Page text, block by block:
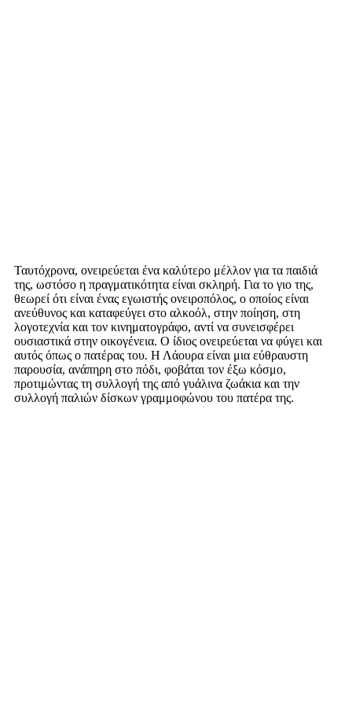
Ταυτόχρονα, ονειρεύεται ένα καλύτερο μέλλον για τα παιδιά
της, ωστόσο η πραγματικότητα είναι σκληρή. Για το γιο της,
θεωρεί ότι είναι ένας εγωιστής ονειροπόλος, ο οποίος είναι
ανεύθυνος και καταφεύγει στο αλκοόλ, στην ποίηση, στη
λογοτεχνία και τον κινηματογράφο, αντί να συνεισφέρει
ουσιαστικά στην οικογένεια. Ο ίδιος ονειρεύεται να φύγει και
αυτός όπως ο πατέρας του. Η Λάουρα είναι μια εύθραυστη
παρουσία, ανάπηρη στο πόδι, φοβάται τον έξω κόσμο,
προτιμώντας τη συλλογή της από γυάλινα ζωάκια και την
συλλογή παλιών δίσκων γραμμοφώνου του πατέρα της.